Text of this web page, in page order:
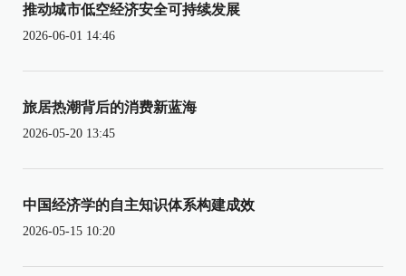
推动城市低空经济安全可持续发展
2026-06-01 14:46
旅居热潮背后的消费新蓝海
2026-05-20 13:45
中国经济学的自主知识体系构建成效
2026-05-15 10:20